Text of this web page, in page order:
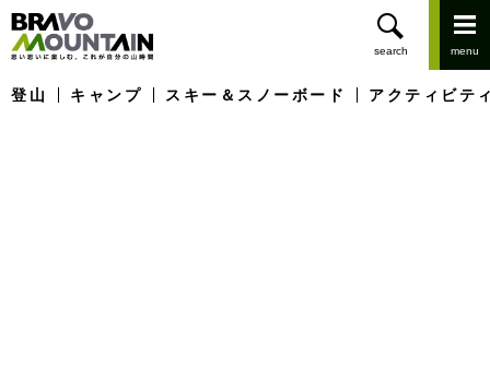
登山 キャンプ スキー＆スノーボード アクティビテ